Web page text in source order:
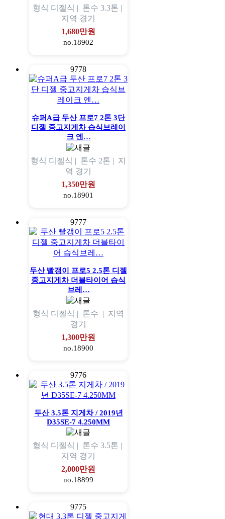
형식 디젤식 | 톤수 3.3톤 |
지역 경기
1,680만원
no.18902
9778
슈퍼A급 두산 프로7 2톤 3단
디젤 중고지게차 습식브레이
크 엔…
형식 디젤식 | 톤수 2톤 | 지
역 경기
1,350만원
no.18901
9777
두산 빨갱이 프로5 2.5톤 디젤
중고지게차 더블타이어 습식
브레…
형식 디젤식 | 톤수 | 지역
경기
1,300만원
no.18900
9776
두산 3.5톤 지게차 / 2019년
D35SE-7 4.250MM
형식 디젤식 | 톤수 3.5톤 |
지역 경기
2,000만원
no.18899
9775